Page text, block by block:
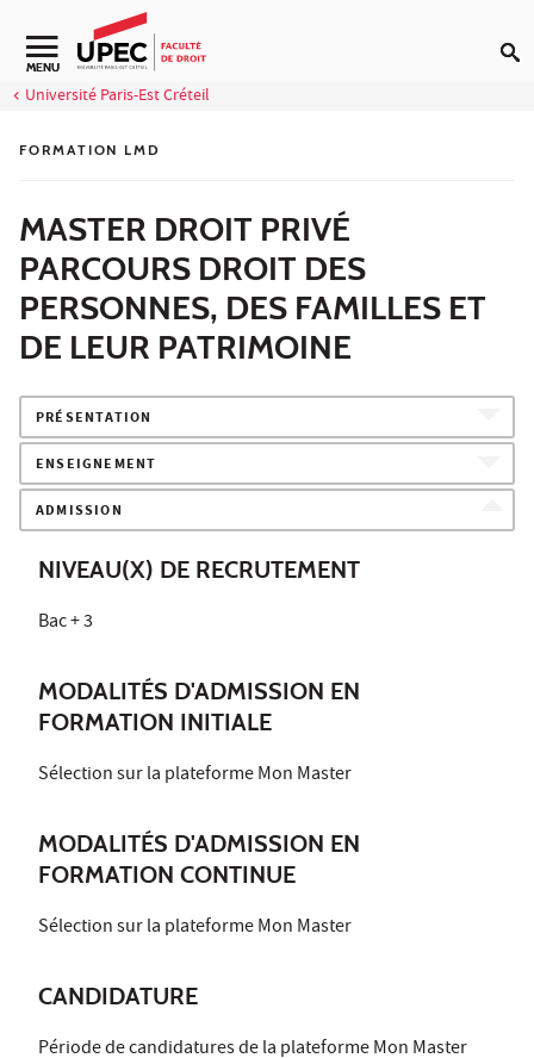
Aller au contenu
Navigation secondaire
MENU
Université Paris-Est Créteil
FORMATION LMD
MASTER DROIT PRIVÉ
PARCOURS DROIT DES
PERSONNES, DES FAMILLES ET
DE LEUR PATRIMOINE
PRÉSENTATION
ENSEIGNEMENT
ADMISSION
NIVEAU(X) DE RECRUTEMENT
Bac + 3
MODALITÉS D'ADMISSION EN
FORMATION INITIALE
Sélection sur la plateforme Mon Master
MODALITÉS D'ADMISSION EN
FORMATION CONTINUE
Sélection sur la plateforme Mon Master
CANDIDATURE
Période de candidatures de la plateforme Mon Master